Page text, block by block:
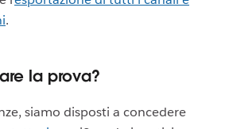
.
la prova?
siamo disposti a concedere